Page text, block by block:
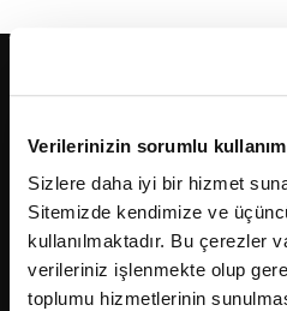
Verilerinizin sorumlu
Sizlere daha iyi bir hizmet
Sitemizde kendimize ve
kullanılmaktadır. Bu çerezler
verileriniz işlenmekte olup
toplumu hizmetlerinin
2026Fikriyat. Tüm hakları